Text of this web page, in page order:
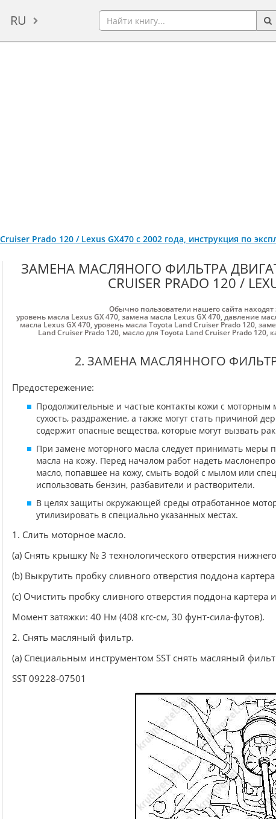
RU
Prado 120 / Lexus GX470 с 2002 года, инструкция по
ЗАМЕНА МАСЛЯНОГО ФИЛЬТРА
CRUISER PRADO 120 /
Обычно пользователи нашего сайта
уровень масла Lexus GX 470,замена масла Lexus GX 470,давление
масла Lexus GX 470,уровень масла Toyota Land Cruiser Prado 120,
Land Cruiser Prado 120, масло для Toyota Land Cruiser Prado 120,
2. ЗАМЕНА МАСЛЯННОГО ФИЛЬТРА
Предостережение:
Продолжительные и частые контакты кожи с
сухость, раздражение, а также могут стать причиной
содержит опасные вещества, которые могут вызвать
При замене моторного масла следует принимать меры
масла на кожу. Перед началом работ надеть
масло, попавшее на кожу, смыть водой с мылом или
использовать бензин, разбавители и растворители.
В целях защиты окружающей среды отработанное
утилизировать в специально указанных местах.
1. Слить моторное масло.
(a) Снять крышку № 3 технологического отверстия
(b) Выкрутить пробку сливного отверстия поддона
(c) Очистить пробку сливного отверстия поддона картера
Момент затяжки: 40 Нм (408 кгс-см, 30 фунт-сила-футов).
2. Снять масляный фильтр.
(а) Специальным инструментом SST снять масляный
SST 09228-07501